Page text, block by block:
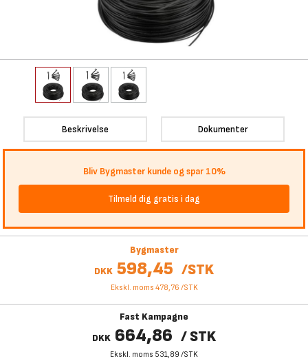
Beskrivelse Dokumenter
Bliv Bygmaster kunde og spar 10%
Tilmeld dig gratis i dag
Bygmaster
DKK 598,45 /STK
Ekskl. moms 478,76 /STK
Fast Kampagne
DKK 664,86 /STK
Ekskl. moms 531,89 /STK